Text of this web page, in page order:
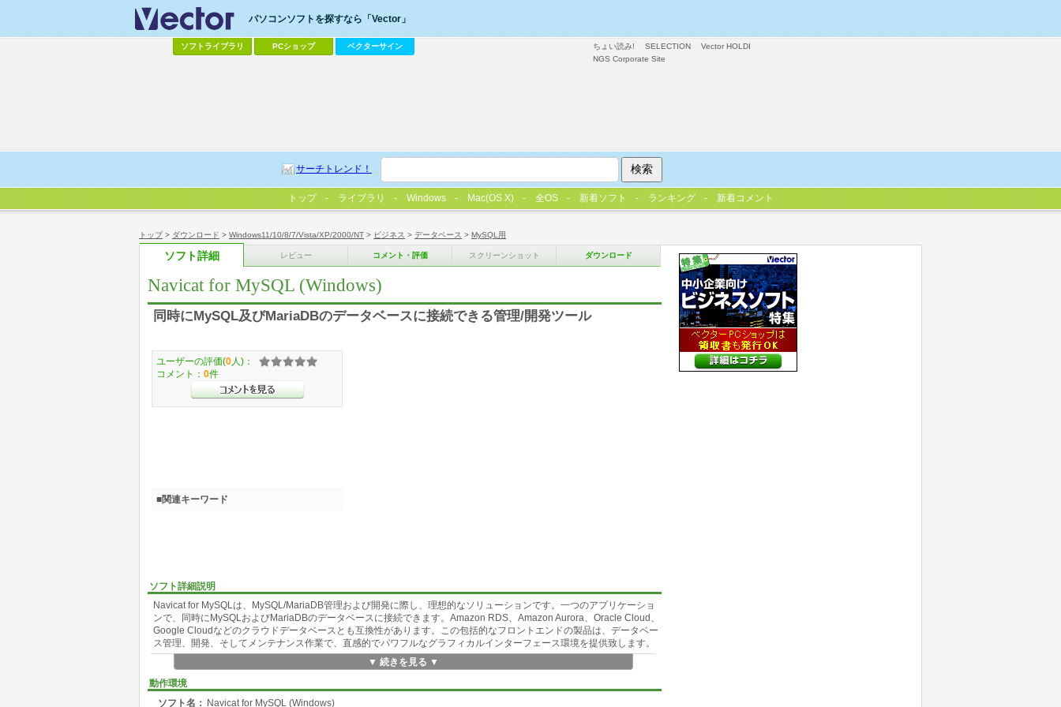
トップ> ダウンロード > Windows11/10/8/7/Vista/XP/2000/NT > ビジネス > データベース > MySQL用
ソフト詳細 レビュー コメント・評価 スクリーンショット ダウンロード
Navicat for MySQL (Windows)
同時にMySQL及びMariaDBのデータベースに接続できる管理/開発ツール
ソフト詳細説明
Navicat for MySQLは、MySQL/MariaDB管理および開発に際し、理想的なソリューションです。一つのアプリケーショ
ンで、同時にMySQLおよびMariaDBのデータベースに接続できます。Amazon RDS、Amazon Aurora、Oracle Cloud、
Google Cloudなどのクラウドデータベースとも互換性があります。この包括的なフロントエンドの製品は、データベー
ス管理、開発、そしてメンテナンス作業で、直感的でパワフルなグラフィカルインターフェース環境を提供致します。
Navicat 12では、以前のバージョンのユーザーインターフェースよりも大幅な改良が行われています。新しいユーザー
インターフェースでは、合理的な操作環境と更に改善されたボトムレイアウト部分とを併せて、作業に必要不可欠な情
報を提供することに焦点を当てています。それにより、以前より、高速で作業を進めることが出来るようになりまし
▼ 続きを見る ▼
動作環境
ソフト名： Navicat for MySQL (Windows)
ユーザーの評価(0 人)：
コメント： 0件
■関連キーワード
ちょい読み! SELECTION
Vector HOLDI
NGS Corporate Site
パソコンソフトを探すなら「Vector」
ソフトライブラリ PCショップ ベクターサイン
サーチトレンド！
トップ ライブラリ Windows Mac(OS X) 全OS 新着ソフト ランキング 新着コメント